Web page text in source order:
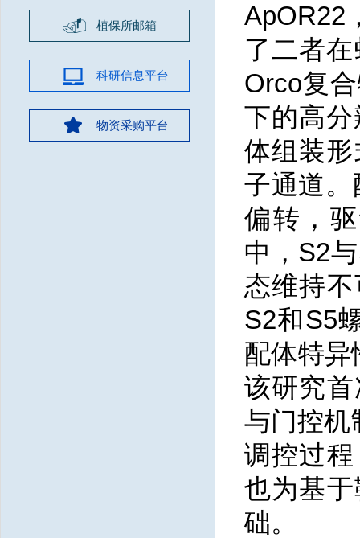
植保所邮箱
科研信息平台
物资采购平台
ApOR22
了二者
Orco复
下的高
体组装
子通道。
偏转，
中，S2
态维持
S2和S5
配体特异
该研究
与门控机
调控过
也为基
础。